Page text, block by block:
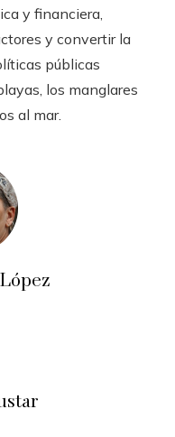
y financiera,
y convertir la
públicas
los manglares
al mar.